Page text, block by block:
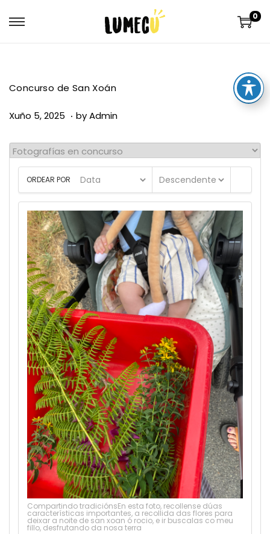
0
Concurso de San Xoán
P
s
Xuño 5, 2025 X
ñ
o
1
6
2
0
2
5
. byAdmin
ORDEAR POR
Compartindo tradiciónsEn esta foto, recollense dúas
características importantes, a recollida das flores para
deixar a noite de san xoan ó rocio, e ir buscalas co meu
fillo, desfrutando da nosa terra